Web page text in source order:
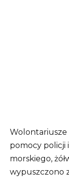
Wolontariusze
pomocy policji
morskiego,
wypuszczono